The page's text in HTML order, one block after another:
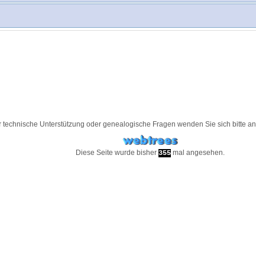
technische Unterstützung oder genealogische Fragen wenden Sie sich bitte an
Diese Seite wurde bisher 355 mal angesehen.